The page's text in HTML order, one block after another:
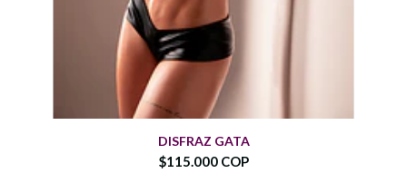
DISFRAZ GATA
$115.000 COP